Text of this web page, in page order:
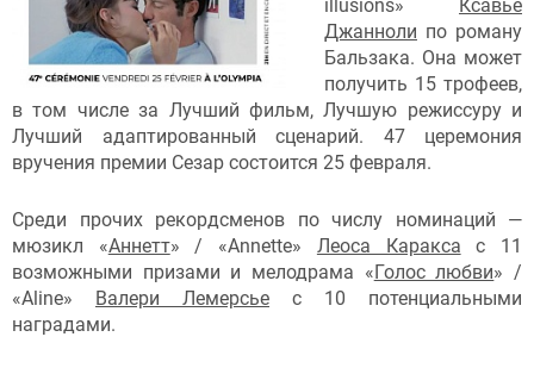
illusions»
Ксавье
Джанноли по роману
Бальзака. Она может
получить 15 трофеев,
в том числе за Лучший фильм, Лучшую режиссуру и
Лучший адаптированный сценарий. 47 церемония
вручения премии Сезар состоится 25 февраля.
Среди прочих рекордсменов по числу номинаций —
мюзикл «Аннетт» / «Annette» Леоса Каракса с 11
возможными призами и мелодрама «Голос любви» /
«Aline» Валери Лемерсье c 10 потенциальными
наградами.